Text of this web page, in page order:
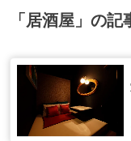
「居酒屋」の記